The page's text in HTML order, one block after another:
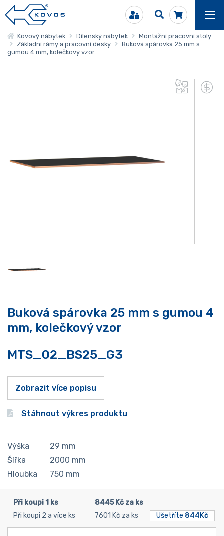
Kovový nábytek Dílenský nábytek
Montážní pracovní stoly
Základní rámy a pracovní desky
Buková spárovka 25 mm s
gumou 4 mm, kolečkový vzor
Buková spárovka 25 mm s gumou 4
mm, kolečkový vzor
MTS_02_BS25_G3
Zobrazit více popisu
Stáhnout výkres produktu
Výška 29 mm
Šířka
2000 mm
Hloubka
750 mm
Při koupi 1 ks
8445 Kč za ks
Při koupi 2 a více ks
7601 Kč za ks Ušetříte 844Kč